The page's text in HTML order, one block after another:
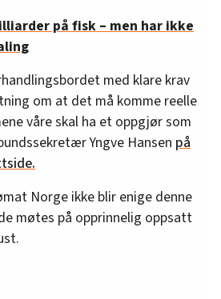
på fisk – men har ikke
med klare krav
om at det må komme reelle
våre skal ha et oppgjør som
Yngve Hansen på
Norge ikke blir enige denne
møtes på opprinnelig oppsatt